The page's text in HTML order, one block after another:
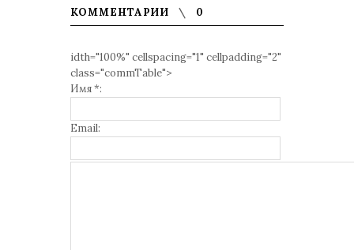
КОММЕНТАРИИ 0
idth="100%" cellspacing="1" cellpadding="2"
class="commTable">
Имя *:
Email: